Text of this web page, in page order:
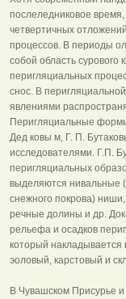
послеледниковое
четвертичных
процессов. В периоды
собой область
перигляциальных
снос. В
явлениями
Перигляциальные
Дед ковы м, Г. П.
исследователями. Г.П.
перигляциальных
выделяются нивальные
снежного покрова)
речные долины и др.
рельефа и осадков
который
эоловый, карстовый и
В Чувашском Присурье